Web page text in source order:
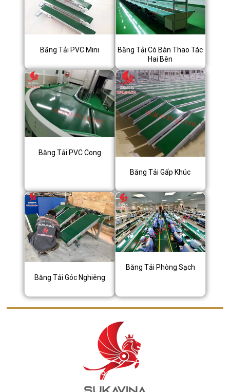
Băng Tải PVC Mini
Băng Tải Có Bàn Thao Tác
Hai Bên
Băng Tải PVC Cong
Băng Tải Gấp Khúc
Băng Tải Góc Nghiêng
Băng Tải Phòng Sạch